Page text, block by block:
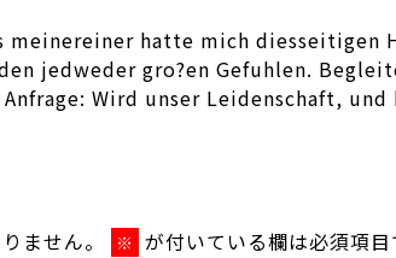
hatte mich
jedweder gro?en Gefuhlen.
Wird unser Leidenschaft, und
ません。 ※ が付いている欄は必須項目